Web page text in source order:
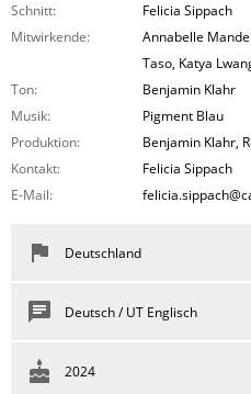
Schnitt:
Felicia Sippach
Mitwirkende:
Annabelle
Taso, Katya
Ton:
Benjamin Klahr
Musik:
Pigment Blau
Produktion:
Benjamin Klahr,
Kontakt:
Felicia Sippach
E-Mail:
Deutschland
Deutsch / UT Englisch
2024